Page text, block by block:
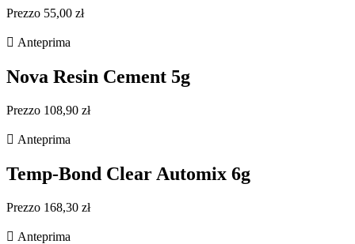
Prezzo 55,00 zł
 Anteprima
Nova Resin Cement 5g
Prezzo 108,90 zł
 Anteprima
Temp-Bond Clear Automix 6g
Prezzo 168,30 zł
 Anteprima